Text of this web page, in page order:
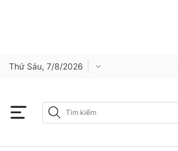
Thứ Sáu, 7/8/2026